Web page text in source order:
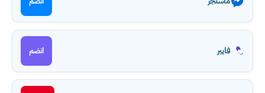
فايبر انضم